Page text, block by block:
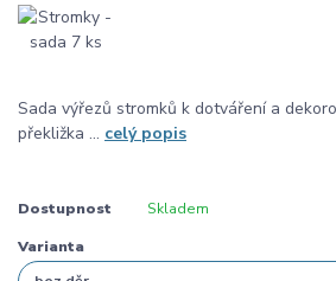
Sada výřezů stromků k dotváření a
překližka ... celý popis
Dostupnost Skladem
Varianta